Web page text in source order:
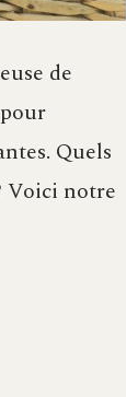
de
Quels
Voici notre